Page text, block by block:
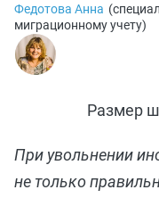
Федотова Анна (
миграционному учету)
Размер
При увольнении
не только